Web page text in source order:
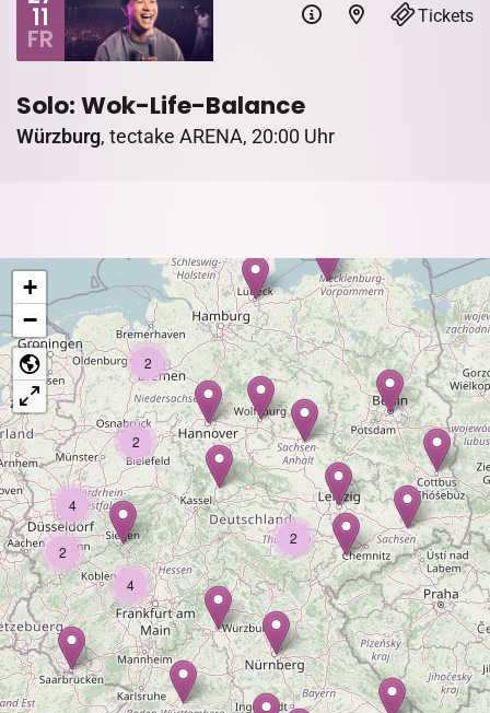
11
FR
Solo: Wok-Life-Balance
Würzburg, tectake ARENA, 20:00 Uhr
Tickets
2
2
2
2
4
4
+
−